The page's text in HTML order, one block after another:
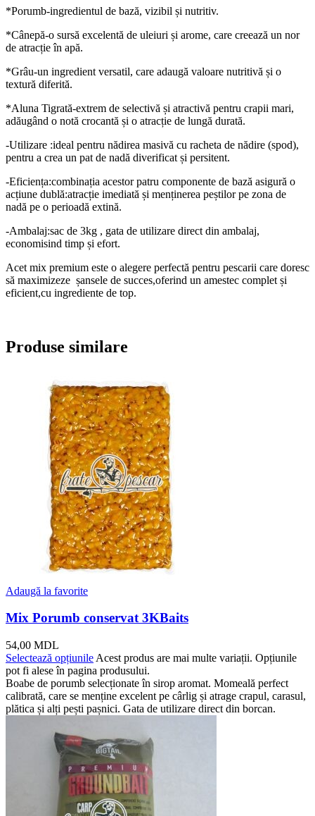
*Porumb-ingredientul de bază, vizibil și nutritiv.
*Cânepă-o sursă excelentă de uleiuri și arome, care creează un nor
de atracție în apă.
*Grâu-un ingredient versatil, care adaugă valoare nutritivă și o
textură diferită.
*Aluna Tigrată-extrem de selectivă și atractivă pentru crapii mari,
adăugând o notă crocantă și o atracție de lungă durată.
-Utilizare :ideal pentru nădirea masivă cu racheta de nădire (spod),
pentru a crea un pat de nadă diverificat și persitent.
-Eficiența:combinația acestor patru componente de bază asigură o
acțiune dublă:atracție imediată și menținerea peștilor pe zona de
nadă pe o perioadă extină.
-Ambalaj:sac de 3kg , gata de utilizare direct din ambalaj,
economisind timp și efort.
Acet mix premium este o alegere perfectă pentru pescarii care doresc
să maximizeze șansele de succes,oferind un amestec complet și
eficient,cu ingrediente de top.
Produse similare
Adaugă la favorite
Mix Porumb conservat 3KBaits
54,00 MDL
Selectează opțiunile Acest produs are mai multe variații. Opțiunile
pot fi alese în pagina produsului.
Boabe de porumb selecționate în sirop aromat. Momeală perfect
calibrată, care se menține excelent pe cârlig și atrage crapul, carasul,
plătica și alți pești pașnici. Gata de utilizare direct din borcan.